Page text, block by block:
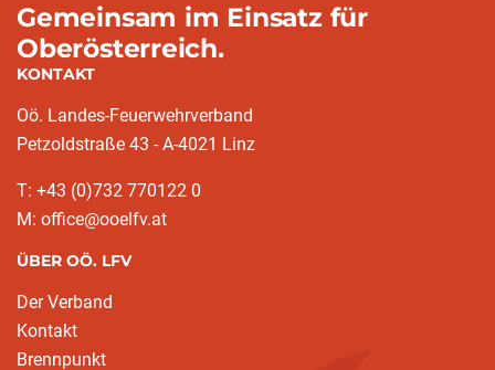
Gemeinsam im Einsatz für
Oberösterreich.
KONTAKT
Oö. Landes-Feuerwehrverband
Petzoldstraße 43 - A-4021 Linz
T: +43 (0)732 770122 0
M: office@ooelfv.at
ÜBER OÖ. LFV
Der Verband
Kontakt
Brennpunkt